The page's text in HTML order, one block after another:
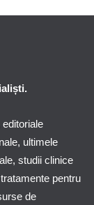
ultimele
studii clinice
pentru
de